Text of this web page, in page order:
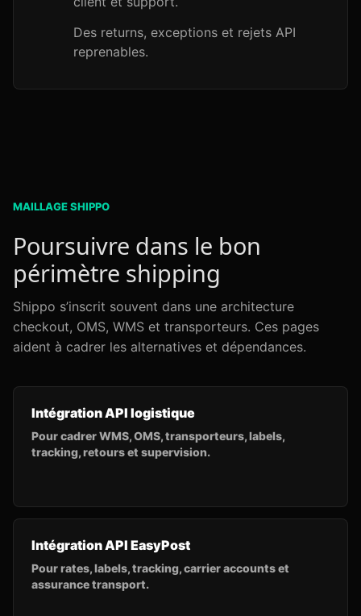
Des returns, exceptions et rejets API
reprenables.
MAILLAGE SHIPPO
Poursuivre dans le bon
périmètre shipping
Shippo s’inscrit souvent dans une architecture
checkout, OMS, WMS et transporteurs. Ces pages
aident à cadrer les alternatives et dépendances.
Intégration API logistique
Pour cadrer WMS, OMS, transporteurs, labels,
tracking, retours et supervision.
Intégration API EasyPost
Pour rates, labels, tracking, carrier accounts et
assurance transport.